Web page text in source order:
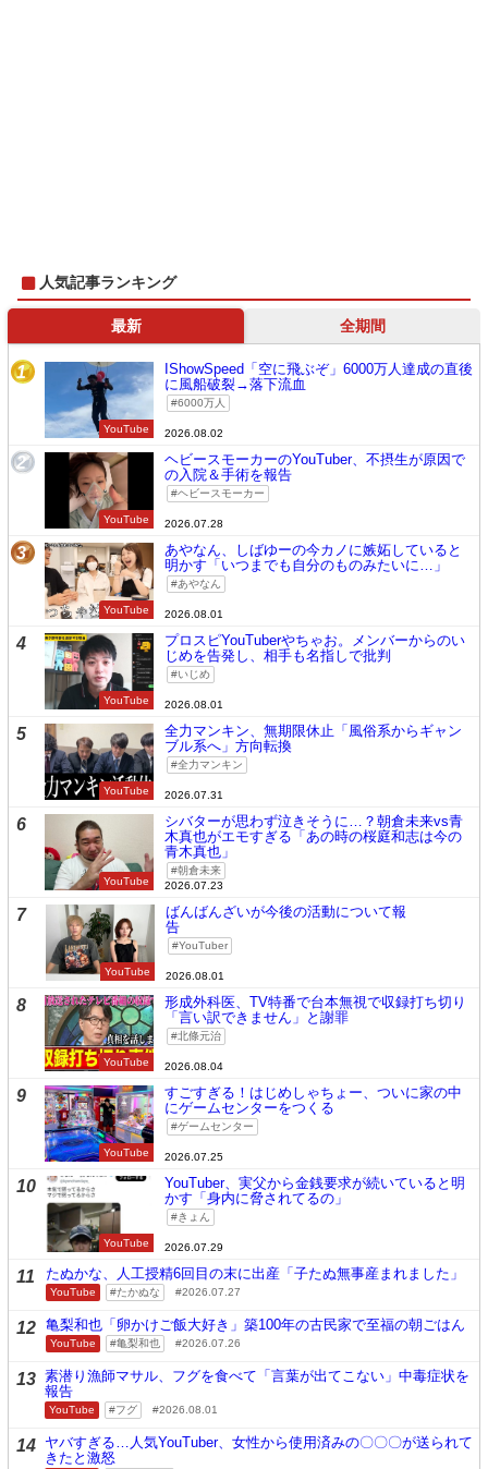
人気記事ランキング
最新 全期間
1
YouTube
IShowSpeed「空に飛ぶぞ」6000万人達成の直後
に風船破裂→落下流血
6000万人
2026.08.02
2
YouTube
ヘビースモーカーのYouTuber、不摂生が原因で
の入院＆手術を報告
ヘビースモーカー
2026.07.28
3
YouTube
あやなん、しばゆーの今カノに嫉妬していると
明かす「いつまでも自分のものみたいに…」
あやなん
2026.08.01
4
YouTube
プロスピYouTuberやちゃお。メンバーからのい
じめを告発し、相手も名指しで批判
いじめ
2026.08.01
5
YouTube
全力マンキン、無期限休止「風俗系からギャン
ブル系へ」方向転換
全力マンキン
2026.07.31
6
YouTube
シバターが思わず泣きそうに…？朝倉未来vs青
木真也がエモすぎる「あの時の桜庭和志は今の
青木真也」
朝倉未来
2026.07.23
7
YouTube
ばんばんざいが今後の活動について報
告
YouTuber
2026.08.01
8
YouTube
形成外科医、TV特番で台本無視で収録打ち切り
「言い訳できません」と謝罪
北條元治
2026.08.04
9
YouTube
すごすぎる！はじめしゃちょー、ついに家の中
にゲームセンターをつくる
ゲームセンター
2026.07.25
10
YouTube
YouTuber、実父から金銭要求が続いていると明
かす「身内に脅されてるの」
きょん
2026.07.29
11 たぬかな、人工授精6回目の末に出産「子たぬ無事産まれました」
YouTube たかぬな 2026.07.27
12 亀梨和也「卵かけご飯大好き」築100年の古民家で至福の朝ごはん
YouTube 亀梨和也 2026.07.26
13 素潜り漁師マサル、フグを食べて「言葉が出てこない」中毒症状を
報告
YouTube フグ 2026.08.01
14 ヤバすぎる…人気YouTuber、女性から使用済みの〇〇〇が送られて
きたと激怒